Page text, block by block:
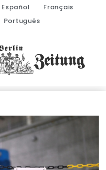
Español
Français
Português